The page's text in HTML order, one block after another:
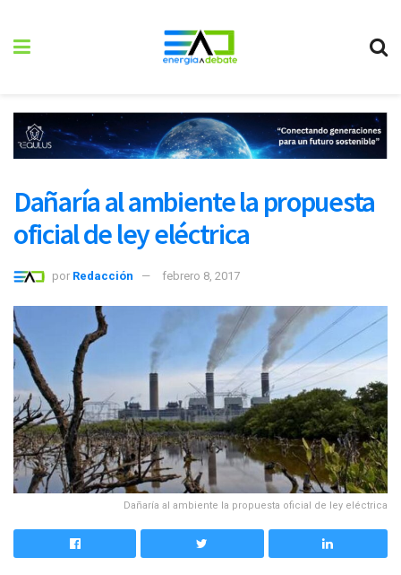
Dañaría al ambiente la propuesta
oficial de ley eléctrica
por Redacción febrero 8, 2017
Dañaría al ambiente la propuesta oficial de ley eléctrica